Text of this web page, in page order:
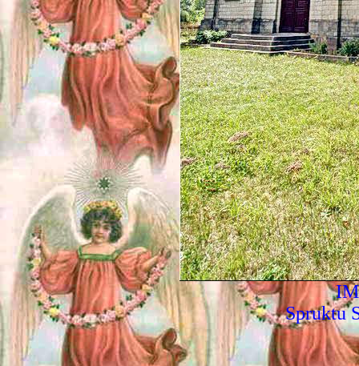
Spruktu